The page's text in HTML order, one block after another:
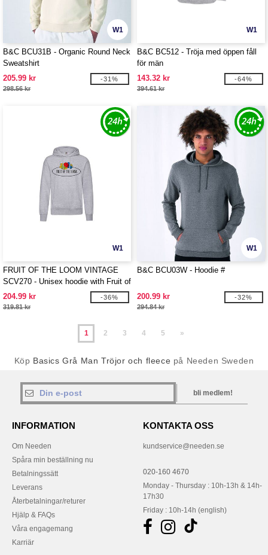
W1
B&C BCU31B - Organic Round Neck
Sweatshirt
205.99 kr
298.56 kr
-31%
W1
B&C BC512 - Tröja med öppen fåll
för män
143.32 kr
394.61 kr
-64%
W1
FRUIT OF THE LOOM VINTAGE
SCV270 - Unisex hoodie with Fruit of
the Loom logo
204.99 kr
319.81 kr
-36%
W1
B&C BCU03W - Hoodie #
200.99 kr
294.84 kr
-32%
1 2 3 4 5 »
Köp Basics Grå Man Tröjor och fleece på Needen Sweden
bli medlem!
INFORMATION
Om Needen
Spåra min beställning nu
Betalningssätt
Leverans
Återbetalningar/returer
Hjälp & FAQs
Våra engagemang
Karriär
KONTAKTA OSS
kundservice@needen.se
020-160 4670
Monday - Thursday : 10h-13h & 14h-
17h30
Friday : 10h-14h (english)